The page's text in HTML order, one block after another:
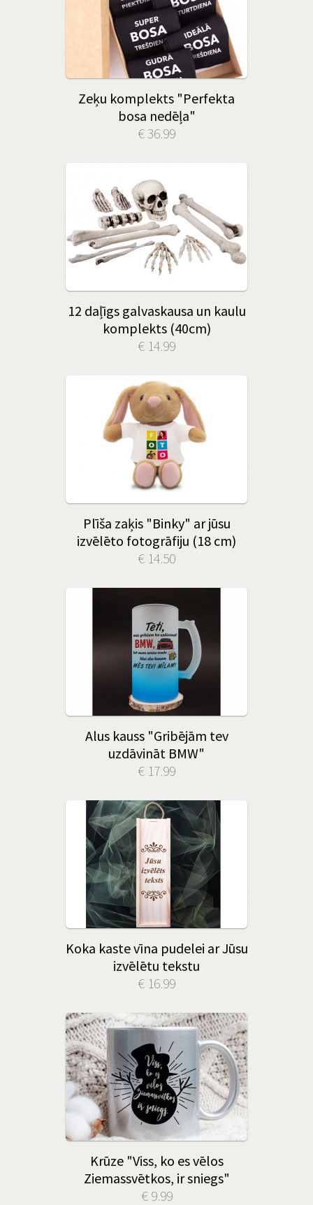
Zeķu komplekts "Perfekta
bosa nedēļa"
€ 36.99
12 daļīgs galvaskausa un kaulu
komplekts (40cm)
€ 14.99
Plīša zaķis "Binky" ar jūsu
izvēlēto fotogrāfiju (18 cm)
€ 14.50
Alus kauss "Gribējām tev
uzdāvināt BMW"
€ 17.99
Koka kaste vīna pudelei ar Jūsu
izvēlētu tekstu
€ 16.99
Krūze "Viss, ko es vēlos
Ziemassvētkos, ir sniegs"
€ 9.99